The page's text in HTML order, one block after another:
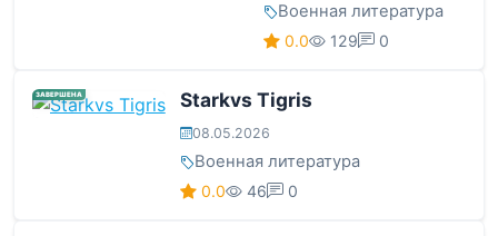
Военная литература
0.0 129 0
ЗАВЕРШЕНА Starkvs Tigris
08.05.2026
Военная литература
0.0 46 0